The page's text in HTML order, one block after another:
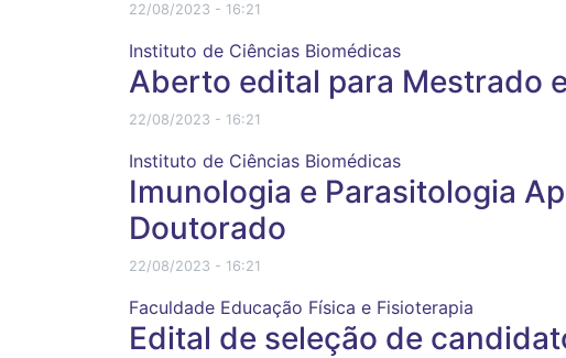
22/08/2023 - 16:21
Instituto de Ciências Biomédicas
Aberto edital para Mestrado
22/08/2023 - 16:21
Instituto de Ciências Biomédicas
Imunologia e Parasitologia
Doutorado
22/08/2023 - 16:21
Faculdade Educação Física e Fisioterapia
Edital de seleção de